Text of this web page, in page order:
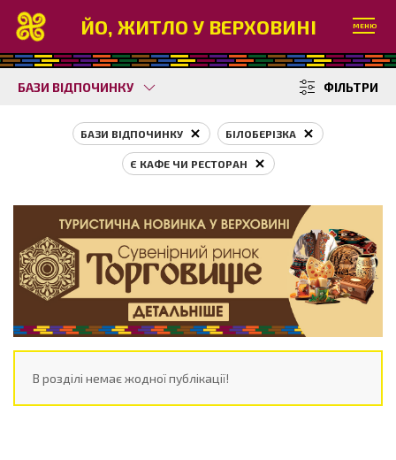
ЙО, ЖИТЛО У ВЕРХОВИНІ МЕНЮ
БАЗИ ВІДПОЧИНКУ ФІЛЬТРИ
БАЗИ ВІДПОЧИНКУ БІЛОБЕРІЗКА
Є КАФЕ ЧИ РЕСТОРАН
В розділі немає жодної публікації!